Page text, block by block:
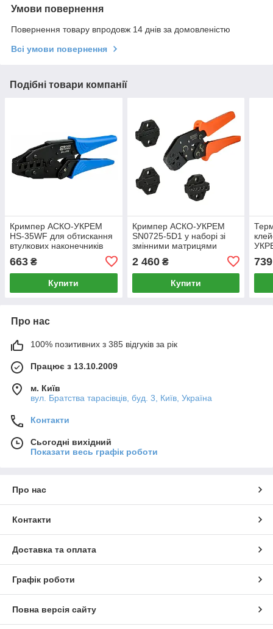
Умови повернення
Повернення товару впродовж 14 днів за домовленістю
Всі умови повернення
Подібні товари компанії
Кримпер АСКО-УКРЕМ
HS-35WF для обтискання
втулкових наконечників
(A0170010021)
663 ₴
Купити
Кримпер АСКО-УКРЕМ
SN0725-5D1 у наборі зі
змінними матрицями
2 460₴
Купити
739
Про нас
100% позитивних з 385 відгуків за рік
Працює з 13.10.2009
м. Київ
вул. Братства тарасівців, буд. 3, Київ, Україна
Контакти
Сьогодні вихідний
Показати весь графік роботи
Про нас
Контакти
Доставка та оплата
Графік роботи
Повна версія сайту